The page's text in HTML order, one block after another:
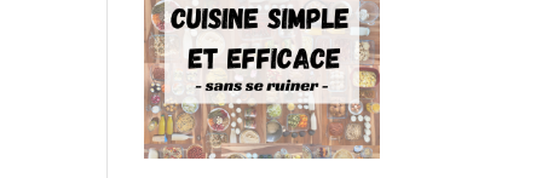
PROMOTION